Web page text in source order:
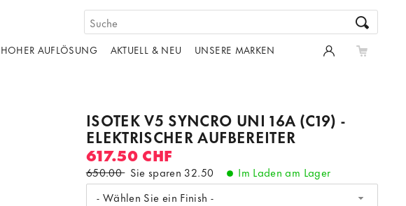
AUFLÖSUNG AKTUELL & NEU UNSERE MARKEN
ISOTEK V5 SYNCRO UNI 16A (C19) -
ELEKTRISCHER AUFBEREITER
617.50 CHF
650.00 Sie sparen 32.50
Im Laden am Lager
- Wählen Sie ein Finish -